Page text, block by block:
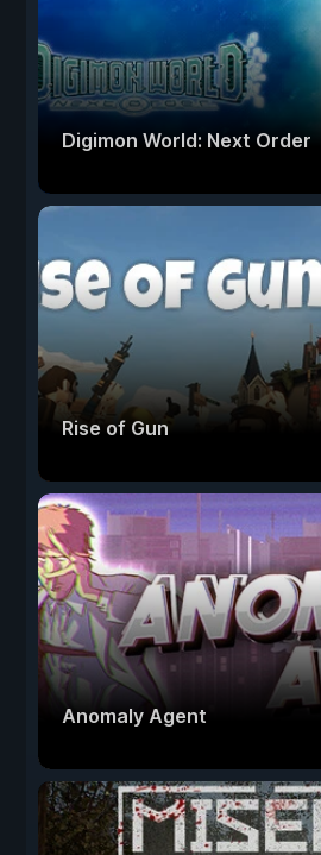
Digimon World: Next Order
Rise of Gun
Anomaly Agent